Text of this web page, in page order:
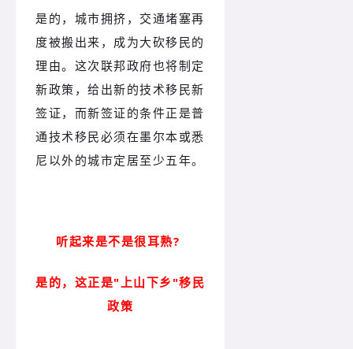
是的，城市拥挤，交通堵塞再
度被搬出来，成为大砍移民的
理由。这次联邦政府也将制定
新政策，给出新的技术移民新
签证，而新签证的条件正是普
通技术移民必须在墨尔本或悉
尼以外的城市定居至少五年。
听起来是不是很耳熟?
是的，这正是"上山下乡"移民
政策